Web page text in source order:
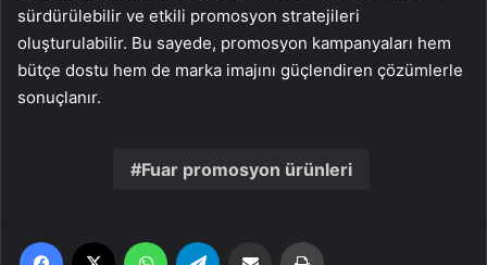
sürdürülebilir ve etkili promosyon stratejileri
oluşturulabilir. Bu sayede, promosyon kampanyaları hem
bütçe dostu hem de marka imajını güçlendiren çözümlerle
sonuçlanır.
Fuar promosyon ürünleri
Facebook WhatsApp Email'den paylaş